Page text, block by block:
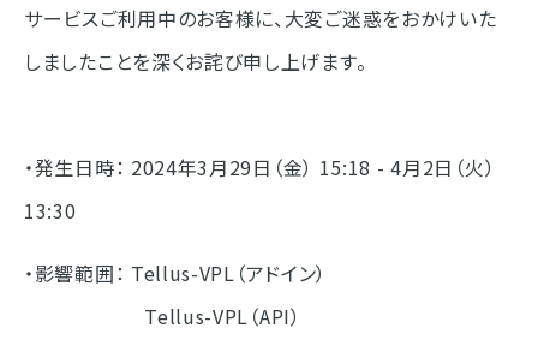
サービスご利用中のお客様に、大変ご迷惑をおかけいた
しましたことを深くお詫び申し上げます。
・発生日時： 2024年3月29日（金） 15:18 - 4月2日（火）
13:30
・影響範囲： Tellus-VPL（アドイン）
Tellus-VPL（API）